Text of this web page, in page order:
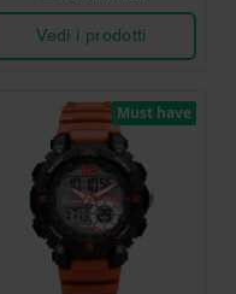
Vedi i prodotti
Must have